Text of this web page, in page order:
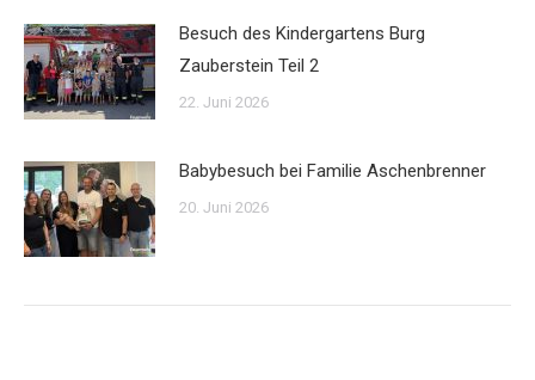
Besuch des Kindergartens Burg
Zauberstein Teil 2
22. Juni 2026
Babybesuch bei Familie Aschenbrenner
20. Juni 2026